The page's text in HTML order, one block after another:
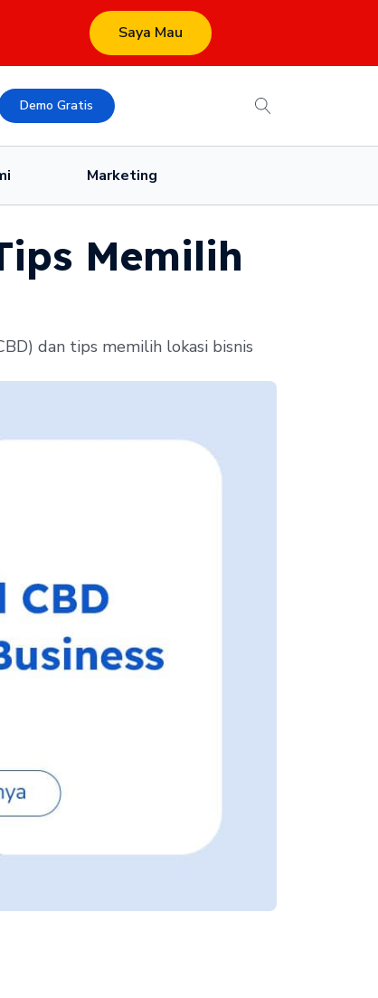
Saya Mau
Demo Gratis
Marketing
Memilih
dan tips memilih lokasi bisnis